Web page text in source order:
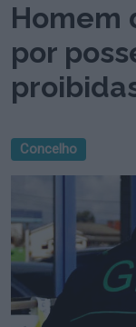
Homem
por
Concelho